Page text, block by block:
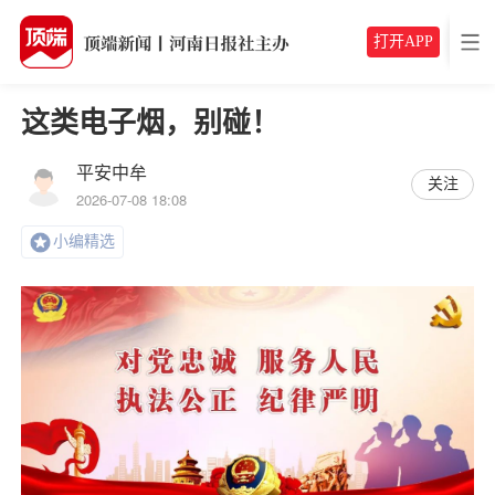
打开APP
这类电子烟，别碰！
平安中牟
2026-07-08 18:08
关注
小编精选